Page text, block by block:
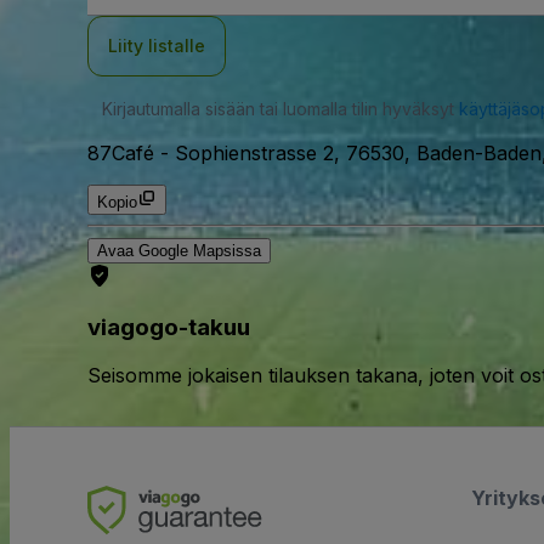
Liity listalle
Kirjautumalla sisään tai luomalla tilin hyväksyt
87Café - Sophienstrasse 2, 76530, Baden-
Kopio
Avaa Google Mapsissa
viagogo-takuu
Seisomme jokaisen tilauksen takana, joten voit